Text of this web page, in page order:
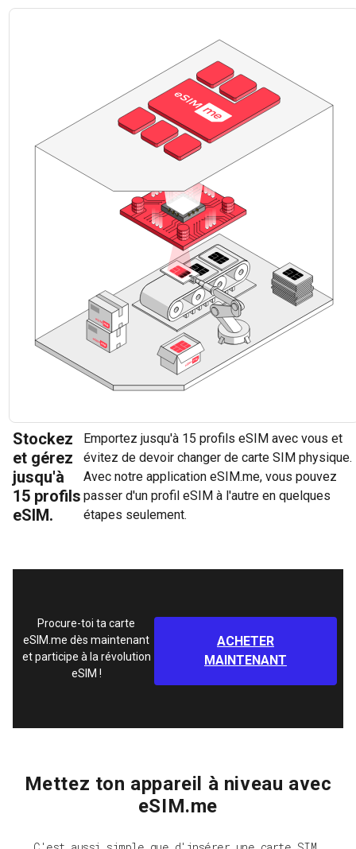
Stockez
et gérez
jusqu'à
15 profils
eSIM.
Emportez jusqu'à 15 profils eSIM avec vous et
évitez de devoir changer de carte SIM physique.
Avec notre application eSIM.me, vous pouvez
passer d'un profil eSIM à l'autre en quelques
étapes seulement.
Procure-toi ta carte
eSIM.me dès maintenant
et participe à la révolution
eSIM !
ACHETER
MAINTENANT
Mettez ton appareil à niveau avec
eSIM.me